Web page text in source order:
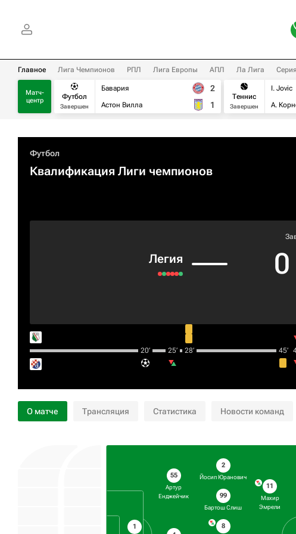
Главное Лига Чемпионов РПЛ Лига Европы АПЛ Ла Лига
Матч-
центр
Футбол
Завершен
Бавария
Астон Вилла
2
1
Теннис
Завершен
I. Jovic
А.
Футбол
Квалификация Лиги чемпионов
Легия 0
20‎’‎ 25‎’‎ 28‎’‎ 45‎’‎
О матче Трансляция Статистика Новости команд
1
55
Артур
Енджейчик
2
Йосип Юранович
99
Бартош Слиш
8
11
Махир
Эмрели